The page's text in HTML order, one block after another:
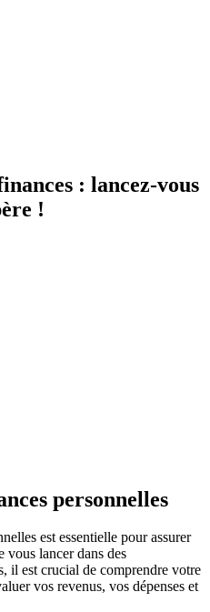
: lancez-vous
!
personnelles
est essentielle pour assurer
vous lancer dans des
il est crucial de comprendre votre
vos revenus, vos dépenses et